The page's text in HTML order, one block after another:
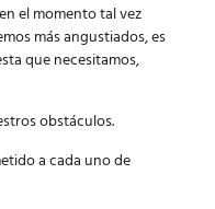
el momento tal vez
más angustiados, es
que necesitamos,
obstáculos.
a cada uno de